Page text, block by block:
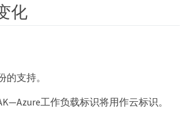
化
的支持。
工作负载标识将用作云标识。